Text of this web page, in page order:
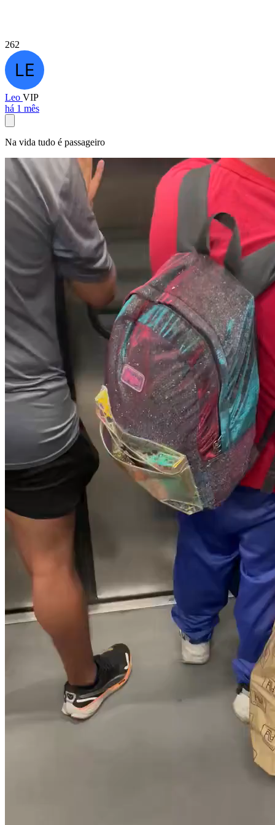
262
Leo VIP
há 1 mês
Na vida tudo é passageiro